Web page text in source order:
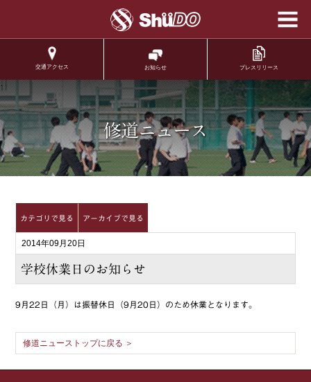
学校法人修道学園 修
交通アクセス お知らせ プレスリリース
.
修道ニュース
カテゴリで見る アーカイブで見る
2014年09月20日
学校休業日のお知らせ
9月22日（月）は振替休日（9月20日）のため休業となります。
修道ニューストップに戻る ＞